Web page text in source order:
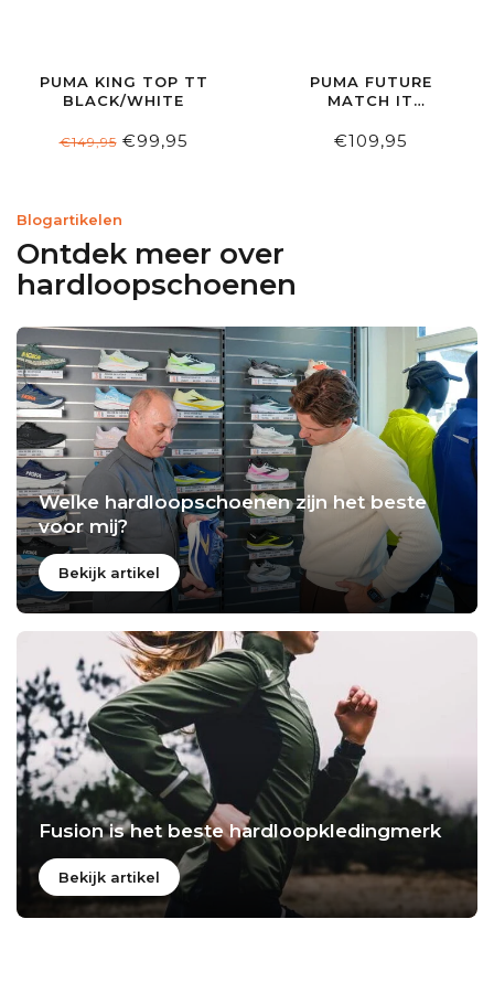
PUMA KING TOP TT
BLACK/WHITE
€149,95€99,95
PUMA FUTURE
MATCH IT
€109,95
Blogartikelen
Ontdek meer over
hardloopschoenen
Welke hardloopschoenen zijn het beste
voor mij?
Bekijk artikel
Fusion is het beste hardloopkledingmerk
Bekijk artikel